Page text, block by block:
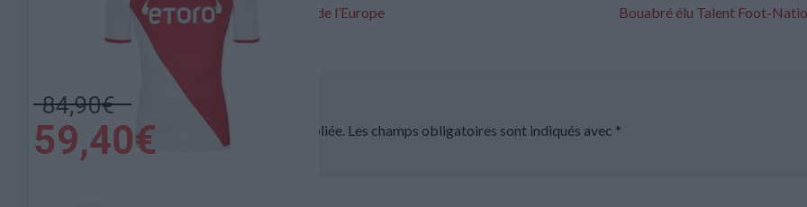
Anciens : Bernardo Silva sur le toit de l’Europe Bouabré élu Talent Foot-
Laisser un commentaire
Votre adresse e-mail ne sera pas publiée. Les champs obligatoires sont indiqués avec *
Commentaire